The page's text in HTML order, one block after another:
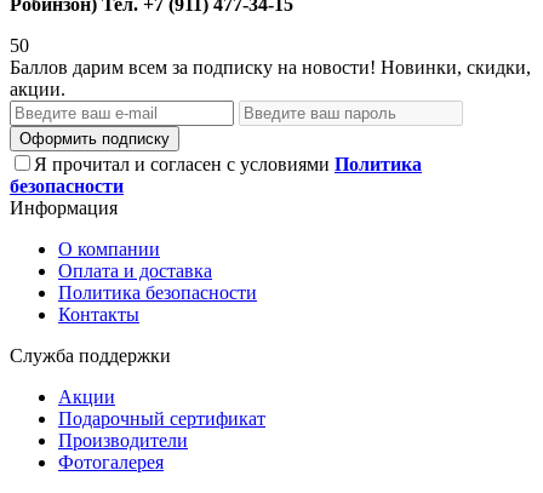
Робинзон) Тел. +7 (911) 477-34-15
50
Баллов дарим всем за подписку на новости! Новинки, скидки,
акции.
Оформить подписку
Я прочитал и согласен с условиями Политика
безопасности
Информация
О компании
Оплата и доставка
Политика безопасности
Контакты
Служба поддержки
Акции
Подарочный сертификат
Производители
Фотогалерея